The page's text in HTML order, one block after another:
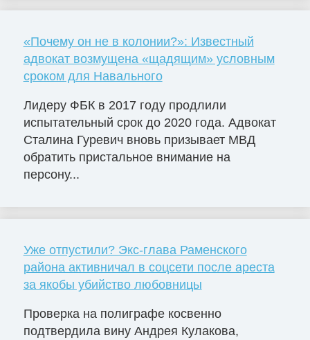
«Почему он не в колонии?»: Известный
адвокат возмущена «щадящим» условным
сроком для Навального
Лидеру ФБК в 2017 году продлили
испытательный срок до 2020 года. Адвокат
Сталина Гуревич вновь призывает МВД
обратить пристальное внимание на
персону...
Уже отпустили? Экс-глава Раменского
района активничал в соцсети после ареста
за якобы убийство любовницы
Проверка на полиграфе косвенно
подтвердила вину Андрея Кулакова,